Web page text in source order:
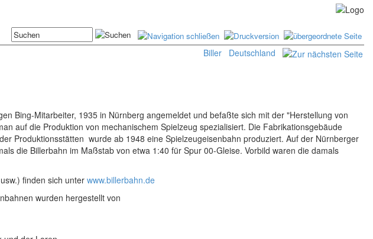
Biller Deutschland
Bing-Mitarbeiter, 1935 in Nürnberg angemeldet und befaßte sich mit der "Herstellung von
auf die Produktion von mechanischem Spielzeug spezialisiert. Die Fabrikationsgebäude
Produktionsstätten wurde ab 1948 eine Spielzeugeisenbahn produziert. Auf der Nürnberger
die Billerbahn im Maßstab von etwa 1:40 für Spur 00-Gleise. Vorbild waren die damals
finden sich unter www.billerbahn.de
wurden hergestellt von